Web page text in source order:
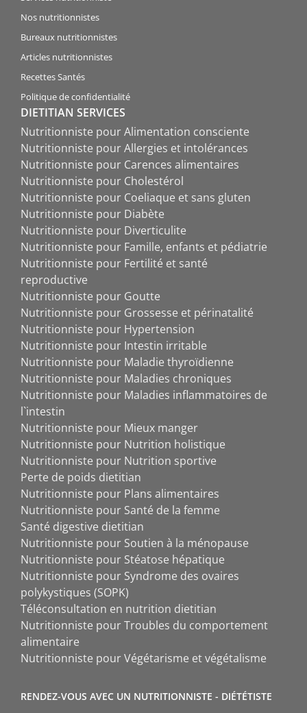
Nos nutritionnistes
Bureaux nutritionnistes
Articles nutritionnistes
Recettes Santés
Politique de confidentialité
DIETITIAN SERVICES
Nutritionniste pour Alimentation consciente
Nutritionniste pour Allergies et intolérances
Nutritionniste pour Carences alimentaires
Nutritionniste pour Cholestérol
Nutritionniste pour Coeliaque et sans gluten
Nutritionniste pour Diabète
Nutritionniste pour Diverticulite
Nutritionniste pour Famille, enfants et pédiatrie
Nutritionniste pour Fertilité et santé
reproductive
Nutritionniste pour Goutte
Nutritionniste pour Grossesse et périnatalité
Nutritionniste pour Hypertension
Nutritionniste pour Intestin irritable
Nutritionniste pour Maladie thyroïdienne
Nutritionniste pour Maladies chroniques
Nutritionniste pour Maladies inflammatoires de
l`intestin
Nutritionniste pour Mieux manger
Nutritionniste pour Nutrition holistique
Nutritionniste pour Nutrition sportive
Perte de poids dietitian
Nutritionniste pour Plans alimentaires
Nutritionniste pour Santé de la femme
Santé digestive dietitian
Nutritionniste pour Soutien à la ménopause
Nutritionniste pour Stéatose hépatique
Nutritionniste pour Syndrome des ovaires
polykystiques (SOPK)
Téléconsultation en nutrition dietitian
Nutritionniste pour Troubles du comportement
alimentaire
Nutritionniste pour Végétarisme et végétalisme
RENDEZ-VOUS AVEC UN NUTRITIONNISTE - DIÉTÉTISTE